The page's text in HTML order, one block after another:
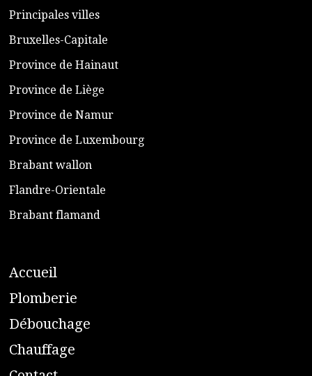
​Principales villes
​Bruxelles-Capitale
​Province de Hainaut
Province de Liège
​Province de Namur
​Province de Luxembourg
​Brabant wallon
​Flandre-Orientale
​Brabant flamand
Accueil
​Plomberie
Débouchage
Chauffage